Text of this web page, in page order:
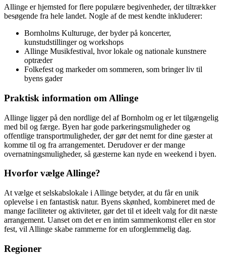
Allinge er hjemsted for flere populære begivenheder, der tiltrækker
besøgende fra hele landet. Nogle af de mest kendte inkluderer:
Bornholms Kulturuge, der byder på koncerter,
kunstudstillinger og workshops
Allinge Musikfestival, hvor lokale og nationale kunstnere
optræder
Folkefest og markeder om sommeren, som bringer liv til
byens gader
Praktisk information om Allinge
Allinge ligger på den nordlige del af Bornholm og er let tilgængelig
med bil og færge. Byen har gode parkeringsmuligheder og
offentlige transportmuligheder, der gør det nemt for dine gæster at
komme til og fra arrangementet. Derudover er der mange
overnatningsmuligheder, så gæsterne kan nyde en weekend i byen.
Hvorfor vælge Allinge?
At vælge et selskabslokale i Allinge betyder, at du får en unik
oplevelse i en fantastisk natur. Byens skønhed, kombineret med de
mange faciliteter og aktiviteter, gør det til et ideelt valg for dit næste
arrangement. Uanset om det er en intim sammenkomst eller en stor
fest, vil Allinge skabe rammerne for en uforglemmelig dag.
Regioner